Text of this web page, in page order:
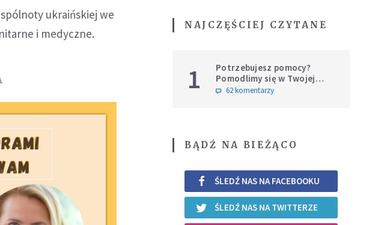
ukraińskiej we
i medyczne.
NAJCZĘŚCIEJ CZYTANE
1
Potrzebujesz pomocy?
Pomodlimy się w Twojej
intencji
62 komentarzy
BĄDŹ NA BIEŻĄCO
ŚLEDŹ NAS NA FACEBOOKU
ŚLEDŹ NAS NA TWITTERZE